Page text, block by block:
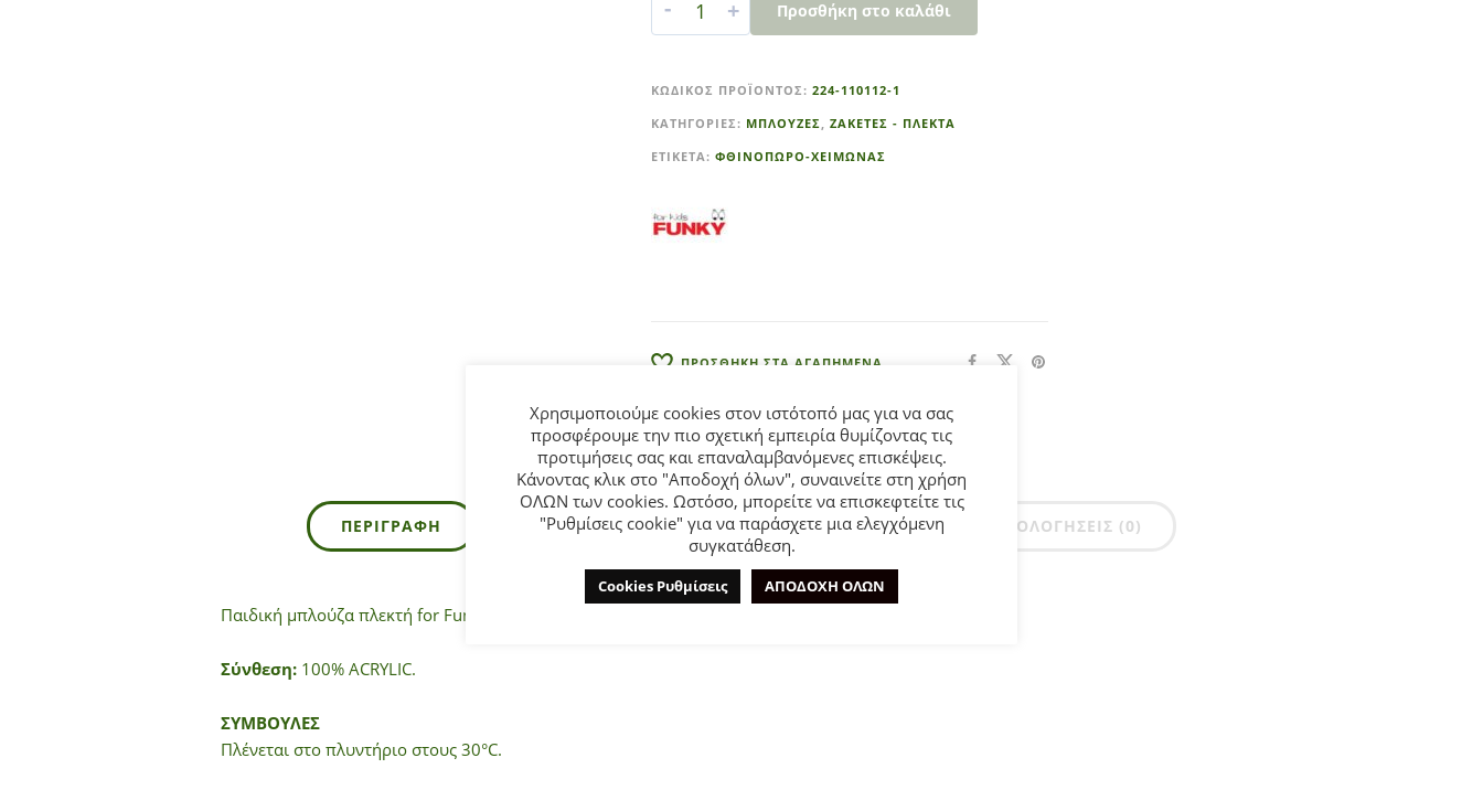
- + Προσθήκη στο καλάθι
t
e
r
t
ΚΩΔΙΚΌΣ ΠΡΟΪΌΝΤΟΣ: 224-110112-1
ΚΑΤΗΓΟΡΊΕΣ: ΜΠΛΟΥΖΕΣ
ΖΑΚΕΤΕΣ - ΠΛΕΚΤΑ
ΕΤΙΚΈΤΑ: ΦΘΙΝΟΠΩΡΟ-ΧΕΙΜΩΝΑΣ
ΠΡΟΣΘΗΚΗ ΣΤΑ ΑΓΑΠΗΜΕΝΑ
ΠΕΡΙΓΡΑΦΉ ΕΠΙΠΛΈΟΝ ΠΛΗΡΟΦΟΡΊΕΣ ΕΤΑΙΡΊΑ ΑΞΙΟΛΟΓΉΣΕΙΣ (0)
Παιδική μπλούζα πλεκτή for Funky Kids για αγόρι από 6 έως 16 ετών σε μαύρο χρώμα.
Σύνθεση:100% ACRYLIC.
ΣΥΜΒΟΥΛΕΣ
Πλένεται στο πλυντήριο στους 30°C.
Χρησιμοποιούμε cookies στον ιστότοπό μας για να σας
προσφέρουμε την πιο σχετική εμπειρία θυμίζοντας τις
προτιμήσεις σας και επαναλαμβανόμενες επισκέψεις.
Κάνοντας κλικ στο "Αποδοχή όλων", συναινείτε στη χρήση
ΟΛΩΝ των cookies. Ωστόσο, μπορείτε να επισκεφτείτε τις
"Ρυθμίσεις cookie" για να παράσχετε μια ελεγχόμενη
συγκατάθεση.
Cookies Ρυθμίσεις ΑΠΟΔΟΧΗ ΟΛΩΝ